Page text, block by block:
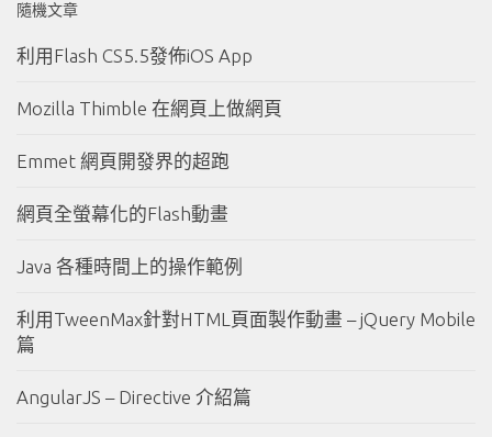
隨機文章
利用Flash CS5.5發佈iOS App
Mozilla Thimble 在網頁上做網頁
Emmet 網頁開發界的超跑
網頁全螢幕化的Flash動畫
Java 各種時間上的操作範例
利用TweenMax針對HTML頁面製作動畫 – jQuery Mobile
篇
AngularJS – Directive 介紹篇